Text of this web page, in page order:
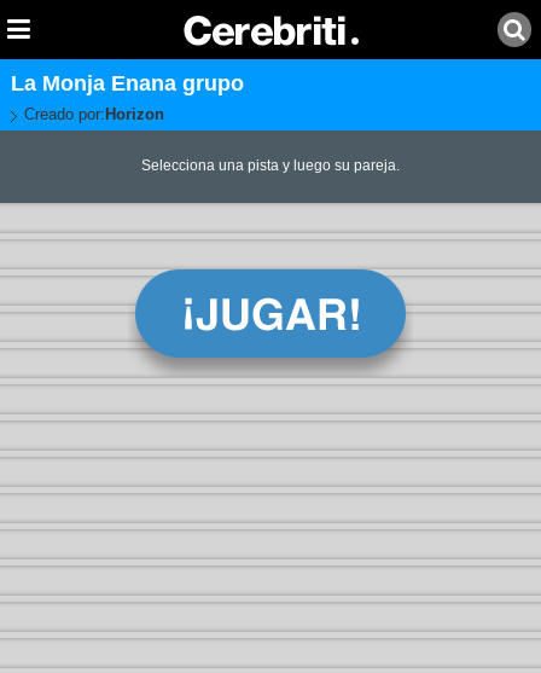
La Monja Enana grupo
Creado por: Horizon
Selecciona una pista y luego su pareja.